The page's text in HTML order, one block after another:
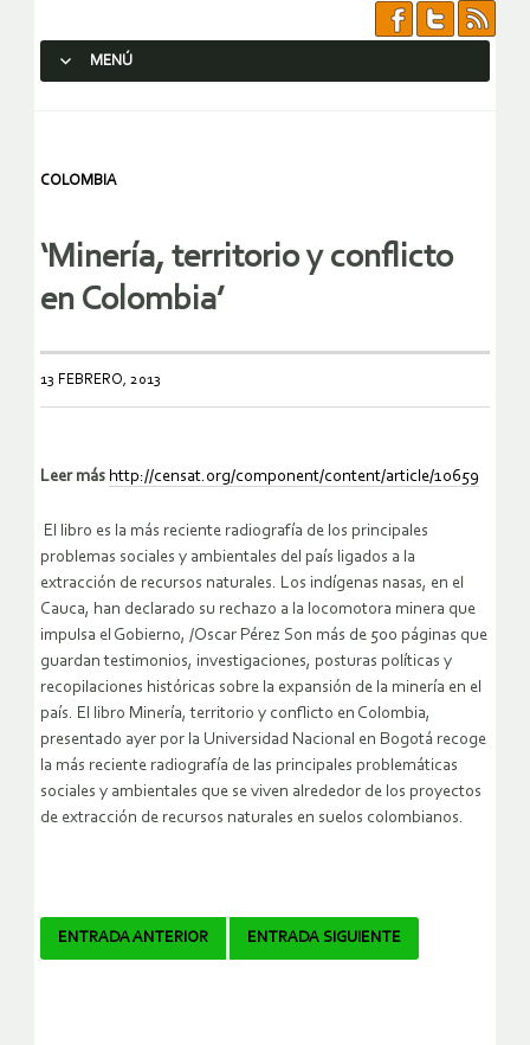
MENÚ
COLOMBIA
‘Minería, territorio y conflicto
en Colombia’
13 FEBRERO, 2013
Leer más http://censat.org/component/content/article/10659
El libro es la más reciente radiografía de los principales
problemas sociales y ambientales del país ligados a la
extracción de recursos naturales. Los indígenas nasas, en el
Cauca, han declarado su rechazo a la locomotora minera que
impulsa el Gobierno, /Oscar Pérez Son más de 500 páginas que
guardan testimonios, investigaciones, posturas políticas y
recopilaciones históricas sobre la expansión de la minería en el
país. El libro Minería, territorio y conflicto en Colombia,
presentado ayer por la Universidad Nacional en Bogotá recoge
la más reciente radiografía de las principales problemáticas
sociales y ambientales que se viven alrededor de los proyectos
de extracción de recursos naturales en suelos colombianos.
Navegador
ENTRADA ANTERIOR ENTRADA SIGUIENTE